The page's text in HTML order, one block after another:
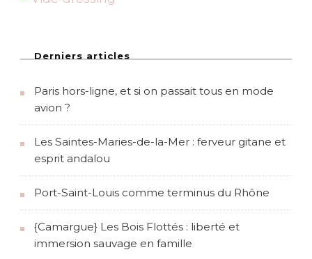
Derniers articles
Paris hors-ligne, et si on passait tous en mode
avion ?
Les Saintes-Maries-de-la-Mer : ferveur gitane et
esprit andalou
Port-Saint-Louis comme terminus du Rhône
{Camargue} Les Bois Flottés : liberté et
immersion sauvage en famille